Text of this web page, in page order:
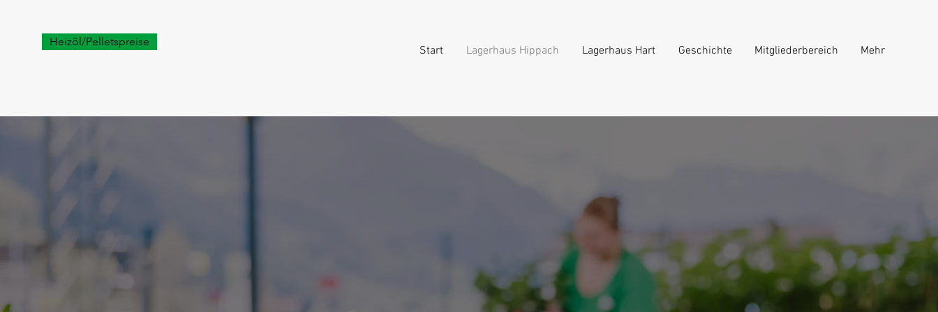
Heizöl/Pelletspreise
Start Lagerhaus Hippach Lagerhaus Hart Geschichte Mitgliederbereich Mehr